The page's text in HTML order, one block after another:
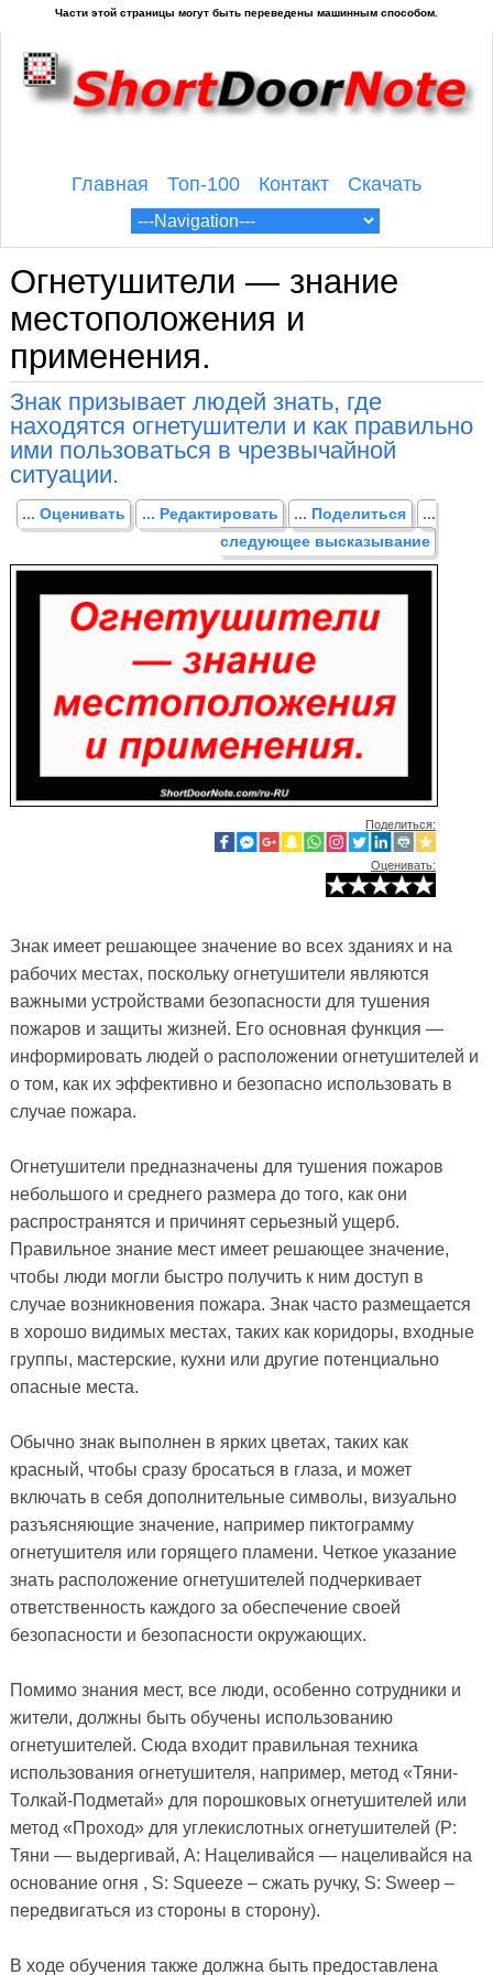
Главная Топ-100 Контакт Скачать
Огнетушители — знание
местоположения и
применения.
Знак призывает людей знать, где
находятся огнетушители и как правильно
ими пользоваться в чрезвычайной
ситуации.
... Оценивать ... Редактировать ... Поделиться
...
следующее высказывание
Поделиться:
Оценивать:
Знак имеет решающее значение во всех зданиях и на
рабочих местах, поскольку огнетушители являются
важными устройствами безопасности для тушения
пожаров и защиты жизней. Его основная функция —
информировать людей о расположении огнетушителей и
о том, как их эффективно и безопасно использовать в
случае пожара.
Огнетушители предназначены для тушения пожаров
небольшого и среднего размера до того, как они
распространятся и причинят серьезный ущерб.
Правильное знание мест имеет решающее значение,
чтобы люди могли быстро получить к ним доступ в
случае возникновения пожара. Знак часто размещается
в хорошо видимых местах, таких как коридоры, входные
группы, мастерские, кухни или другие потенциально
опасные места.
Обычно знак выполнен в ярких цветах, таких как
красный, чтобы сразу бросаться в глаза, и может
включать в себя дополнительные символы, визуально
разъясняющие значение, например пиктограмму
огнетушителя или горящего пламени. Четкое указание
знать расположение огнетушителей подчеркивает
ответственность каждого за обеспечение своей
безопасности и безопасности окружающих.
Помимо знания мест, все люди, особенно сотрудники и
жители, должны быть обучены использованию
огнетушителей. Сюда входит правильная техника
использования огнетушителя, например, метод «Тяни-
Толкай-Подметай» для порошковых огнетушителей или
метод «Проход» для углекислотных огнетушителей (P:
Тяни — выдергивай, A: Нацеливайся — нацеливайся на
основание огня , S: Squeeze – сжать ручку, S: Sweep –
передвигаться из стороны в сторону).
В ходе обучения также должна быть предоставлена ​​